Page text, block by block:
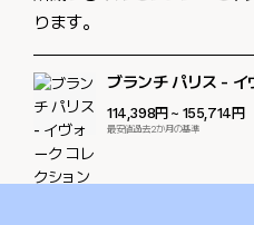
ります。
ブランチ パリス - イ
114,398円 ~ 155,714円
最安値過去2か月の基準